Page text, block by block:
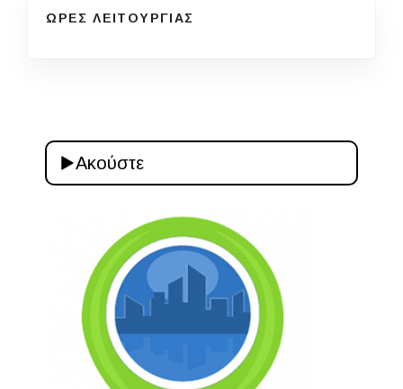
ΩΡΕΣ ΛΕΙΤΟΥΡΓΙΑΣ
Ακούστε